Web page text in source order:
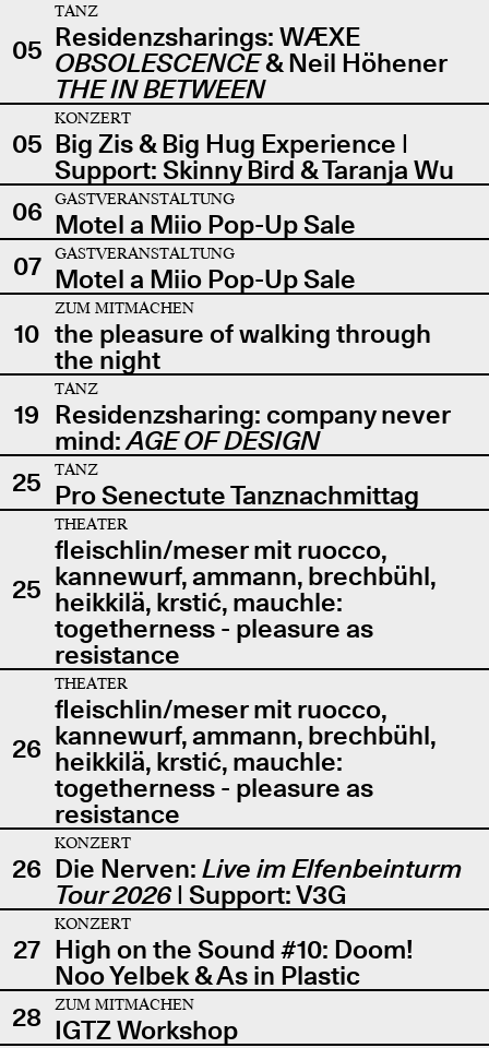
05
TANZ
Residenzsharings: WÆXE
OBSOLESCENCE& Neil Höhener
THE IN BETWEEN
05
KONZERT
Big Zis & Big Hug Experience |
Support: Skinny Bird & Taranja Wu
06
GASTVERANSTALTUNG
Motel a Miio Pop-Up Sale
07
GASTVERANSTALTUNG
Motel a Miio Pop-Up Sale
10
ZUM MITMACHEN
the pleasure of walking through
the night
19
TANZ
Residenzsharing: company never
mind:AGE OF DESIGN
25
TANZ
Pro Senectute Tanznachmittag
25
THEATER
fleischlin/meser mit ruocco,
kannewurf, ammann, brechbühl,
heikkilä, krstić, mauchle:
togetherness - pleasure as
resistance
26
THEATER
fleischlin/meser mit ruocco,
kannewurf, ammann, brechbühl,
heikkilä, krstić, mauchle:
togetherness - pleasure as
resistance
26
KONZERT
Die Nerven: Live im Elfenbeinturm
Tour 2026| Support: V3G
27
KONZERT
High on the Sound #10: Doom!
Noo Yelbek & As in Plastic
28
ZUM MITMACHEN
IGTZ Workshop